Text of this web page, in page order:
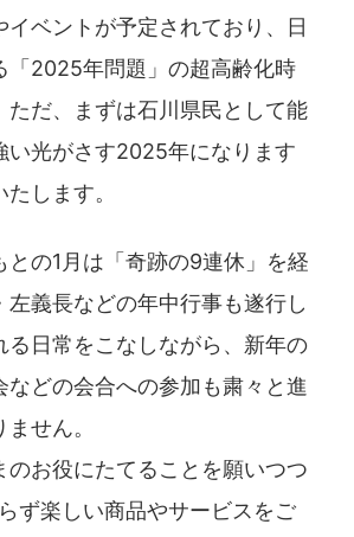
イベントが予定されており、日
「2025年問題」の超高齢化時
ただ、まずは石川県民として能
い光がさす2025年になります
します。
との1月は「奇跡の9連休」を経
左義長などの年中行事も遂行し
る日常をこなしながら、新年の
などの会合への参加も粛々と進
せん。
のお役にたてることを願いつつ
ず楽しい商品やサービスをご